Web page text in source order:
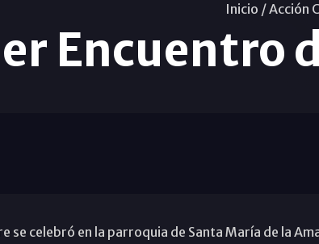
Inicio /Acción
Encuentro
se celebró en la parroquia de Santa María de la